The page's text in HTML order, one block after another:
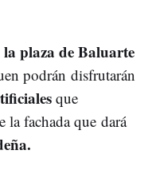
plaza de Baluarte
podrán disfrutarán
que
fachada que dará